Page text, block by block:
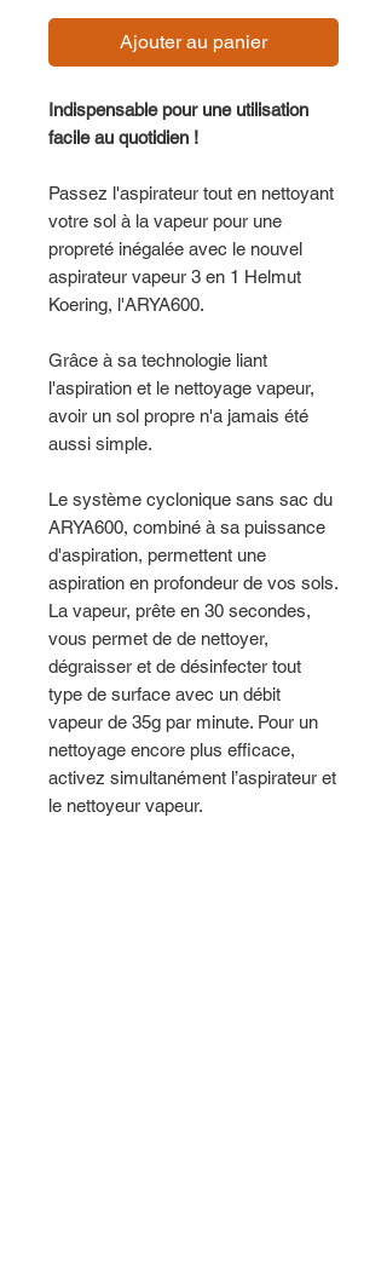
Ajouter au panier
Indispensable pour une utilisation
facile au quotidien !
Passez l'aspirateur tout en nettoyant
votre sol à la vapeur pour une
propreté inégalée avec le nouvel
aspirateur vapeur 3 en 1 Helmut
Koering, l'ARYA600.
Grâce à sa technologie liant
l'aspiration et le nettoyage vapeur,
avoir un sol propre n'a jamais été
aussi simple.
Le système cyclonique sans sac du
ARYA600, combiné à sa puissance
d'aspiration, permettent une
aspiration en profondeur de vos sols.
La vapeur, prête en 30 secondes,
vous permet de de nettoyer,
dégraisser et de désinfecter tout
type de surface avec un débit
vapeur de 35g par minute. Pour un
nettoyage encore plus efficace,
activez simultanément l’aspirateur et
le nettoyeur vapeur.